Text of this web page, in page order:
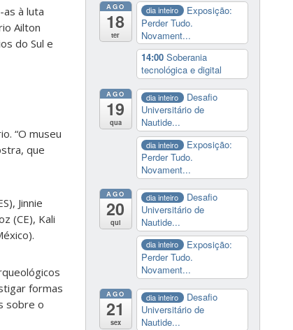
à luta
Ailton
do Sul e
“O museu
que
Jinnie
(CE), Kali
formas
sobre o
AGO
18
ter
dia inteiro
Exposição:
Perder Tudo.
Novament...
14:00 Soberania
tecnológica e digital
AGO
19
qua
dia inteiro
Desafio
Universitário de
Nautide...
dia inteiro
Exposição:
Perder Tudo.
Novament...
AGO
20
qui
dia inteiro
Desafio
Universitário de
Nautide...
dia inteiro
Exposição:
Perder Tudo.
Novament...
AGO
21
sex
dia inteiro
Desafio
Universitário de
Nautide...